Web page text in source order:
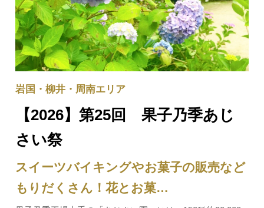
【2026】第25回 果子乃季あじ
さい祭
スイーツバイキングやお菓子の販売など
もりだくさん！花とお菓…
岩国・柳井・周南エリア